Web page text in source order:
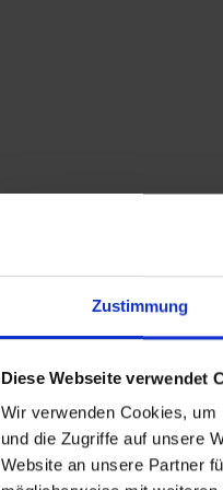
Zustimmung
Diese Webseite verwendet
Wir verwenden Cookies,
und die Zugriffe auf unsere
Website an unsere Partner